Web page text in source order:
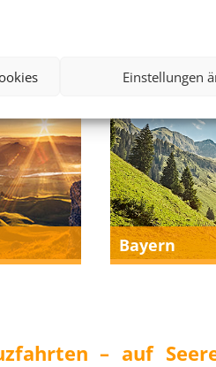
Einstellungen
Bayern
– auf